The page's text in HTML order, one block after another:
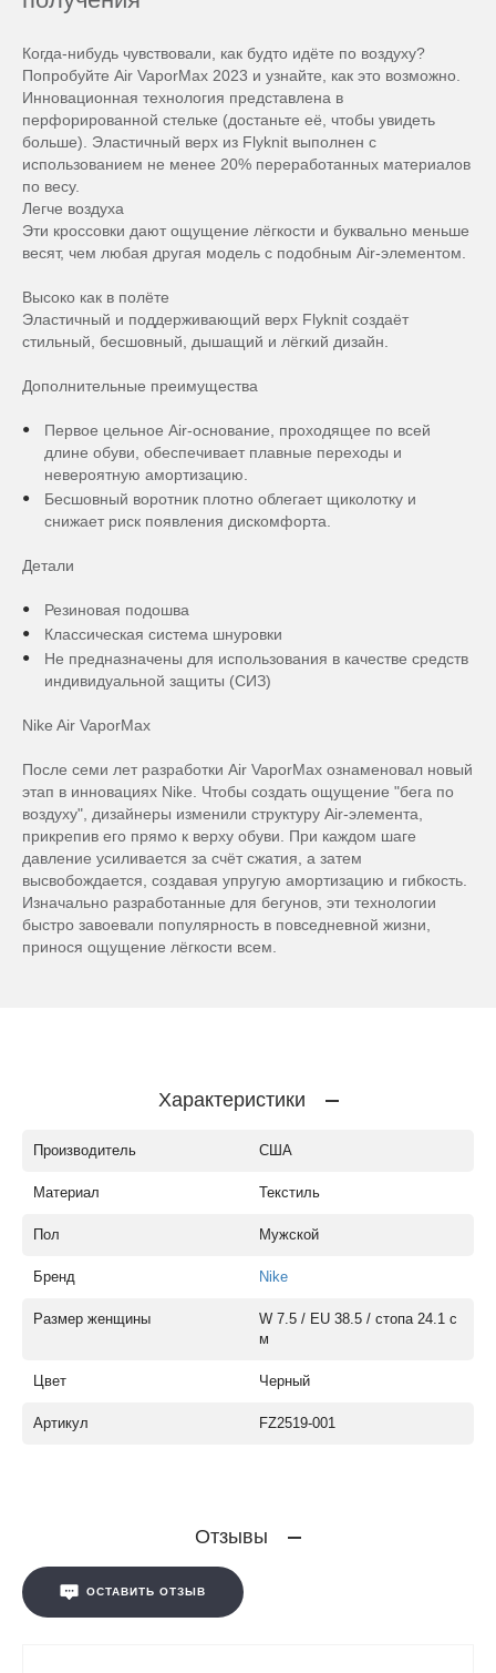
Когда-нибудь чувствовали, как будто идёте по воздуху?
Попробуйте Air VaporMax 2023 и узнайте, как это возможно.
Инновационная технология представлена в
перфорированной стельке (достаньте её, чтобы увидеть
больше). Эластичный верх из Flyknit выполнен с
использованием не менее 20% переработанных материалов
по весу.
Легче воздуха
Эти кроссовки дают ощущение лёгкости и буквально меньше
весят, чем любая другая модель с подобным Air-элементом.
Высоко как в полёте
Эластичный и поддерживающий верх Flyknit создаёт
стильный, бесшовный, дышащий и лёгкий дизайн.
Дополнительные преимущества
Первое цельное Air-основание, проходящее по всей
длине обуви, обеспечивает плавные переходы и
невероятную амортизацию.
Бесшовный воротник плотно облегает щиколотку и
снижает риск появления дискомфорта.
Детали
Резиновая подошва
Классическая система шнуровки
Не предназначены для использования в качестве средств
индивидуальной защиты (СИЗ)
Nike Air VaporMax
После семи лет разработки Air VaporMax ознаменовал новый
этап в инновациях Nike. Чтобы создать ощущение "бега по
воздуху", дизайнеры изменили структуру Air-элемента,
прикрепив его прямо к верху обуви. При каждом шаге
давление усиливается за счёт сжатия, а затем
высвобождается, создавая упругую амортизацию и гибкость.
Изначально разработанные для бегунов, эти технологии
быстро завоевали популярность в повседневной жизни,
принося ощущение лёгкости всем.
Характеристики
Производитель США
Материал Текстиль
Пол Мужской
Бренд Nike
Размер женщины
W 7.5 / EU 38.5 / стопа 24.1 с
м
Цвет Черный
Артикул FZ2519-001
Отзывы
ОСТАВИТЬ ОТЗЫВ